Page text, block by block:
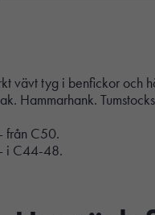
vävt tyg i benfickor
Hammarhank.
från C50.
i C44-48.